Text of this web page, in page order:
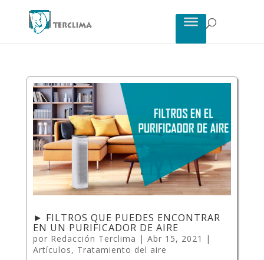
► FILTROS QUE PUEDES ENCONTRAR
EN UN PURIFICADOR DE AIRE
por Redacción Terclima | Abr 15, 2021
|
Artículos, Tratamiento del aire